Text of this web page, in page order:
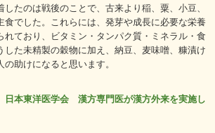
たのは戦後のことで、古来より稲、粟、小豆、
食でした。これらには、発芽や成長に必要な栄養
れており、ビタミン・タンパク質・ミネラル・食
した未精製の穀物に加え、納豆、麦味噌、糠漬け
助けになると思います。
日本東洋医学会 漢方専門医が漢方外来を実施し